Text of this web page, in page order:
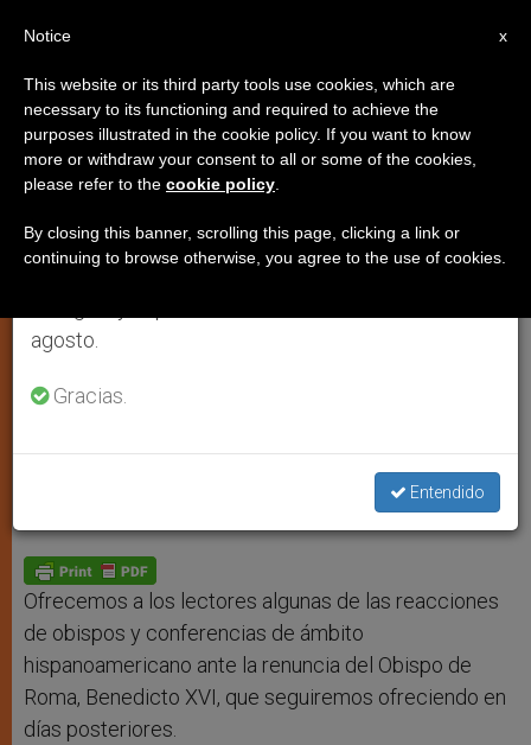
Admiración, respeto, acción de
gracias por su vida
hispanoamericana a la renuncia de
Benedicto XVI
W
s
A
p
p
M
e
n
g
e
r
F
b
o
o
k
T
t
e
S
e
Ofrecemos a los lectores algunas de las reacciones
de obispos y conferencias de ámbito
hispanoamericano ante la renuncia del Obispo de
Roma, Benedicto XVI, que seguiremos ofreciendo en
días posteriores.
×
Aviso importante
Del 27 de julio al 7 de agosto haremos la pausa
anual, aprovechando que en el periodo de verano
se generan menos informaciones y también el
agosto.
Gracias.
Entendido
x
Notice
This website or its third party tools use cookies, which are
necessary to its functioning and required to achieve the
purposes illustrated in the cookie policy. If you want to know
more or withdraw your consent to all or some of the cookies,
please refer to the cookie policy
By closing this banner, scrolling this page, clicking a link or
continuing to browse otherwise, you agree to the use of cookies.